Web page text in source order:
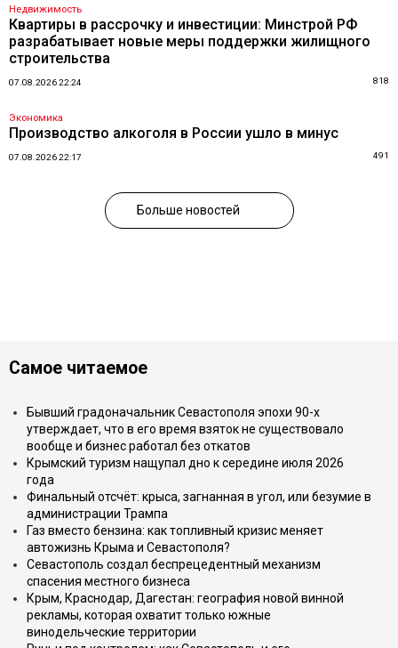
Недвижимость
Квартиры в рассрочку и инвестиции: Минстрой РФ
разрабатывает новые меры поддержки жилищного
строительства
07.08.2026 22:24 818
Экономика
Производство алкоголя в России ушло в минус
07.08.2026 22:17 491
Больше новостей
Самое читаемое
Бывший градоначальник Севастополя эпохи 90-х
утверждает, что в его время взяток не существовало
вообще и бизнес работал без откатов
Крымский туризм нащупал дно к середине июля 2026
года
Финальный отсчёт: крыса, загнанная в угол, или безумие в
администрации Трампа
Газ вместо бензина: как топливный кризис меняет
автожизнь Крыма и Севастополя?
Севастополь создал беспрецедентный механизм
спасения местного бизнеса
Крым, Краснодар, Дагестан: география новой винной
рекламы, которая охватит только южные
винодельческие территории